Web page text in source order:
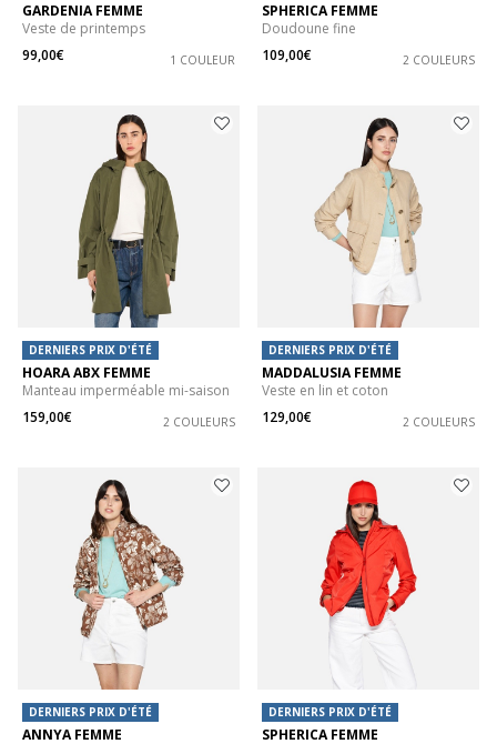
GARDENIA FEMME
Veste de printemps
99,00€
1 COULEUR
SPHERICA FEMME
Doudoune fine
109,00€
2 COULEURS
DERNIERS PRIX D'ÉTÉ
HOARA ABX FEMME
Manteau imperméable mi-saison
159,00€
2 COULEURS
DERNIERS PRIX D'ÉTÉ
MADDALUSIA FEMME
Veste en lin et coton
129,00€
2 COULEURS
DERNIERS PRIX D'ÉTÉ
ANNYA FEMME
DERNIERS PRIX D'ÉTÉ
SPHERICA FEMME